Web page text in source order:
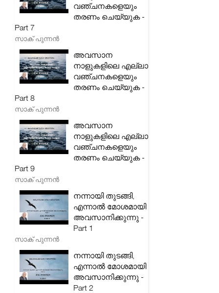
വഞ്ചനകളെയും
തരണം ചെയ്യുക -
Part 7
സാക് പുന്നൻ
അവസാന
നാളുകളിലെ എല്ലാ
വഞ്ചനകളെയും
തരണം ചെയ്യുക -
Part 8
സാക് പുന്നൻ
അവസാന
നാളുകളിലെ എല്ലാ
വഞ്ചനകളെയും
തരണം ചെയ്യുക -
Part 9
സാക് പുന്നൻ
നന്നായി തുടങ്ങി,
എന്നാൽ മോശമായി
അവസാനിക്കുന്നു -
Part 1
സാക് പുന്നൻ
നന്നായി തുടങ്ങി,
എന്നാൽ മോശമായി
അവസാനിക്കുന്നു -
Part 2